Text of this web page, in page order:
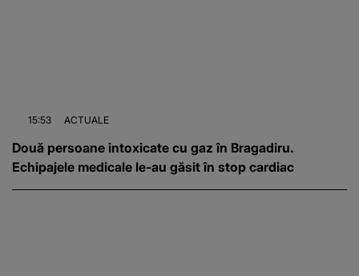
15:53 ACTUALE
Două persoane intoxicate cu gaz în Bragadiru.
Echipajele medicale le-au găsit în stop cardiac